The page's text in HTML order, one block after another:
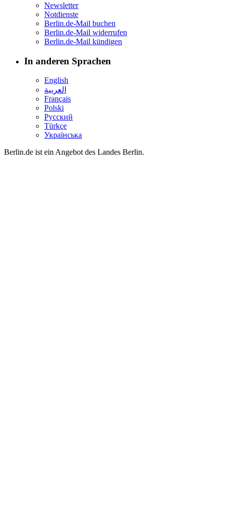
Newsletter
Notdienste
Berlin.de-Mail buchen
Berlin.de-Mail widerrufen
Berlin.de-Mail kündigen
In anderen Sprachen
English
العربية
Français
Polski
Русский
Türkçe
Українська
Berlin.de ist ein Angebot des Landes Berlin.